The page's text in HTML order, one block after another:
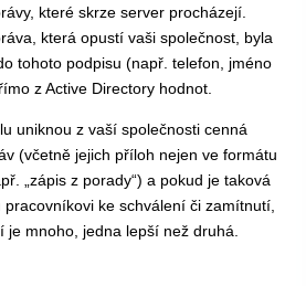
které skrze server procházejí.
která opustí vaši společnost, byla
tohoto podpisu (např. telefon, jméno
z Active Directory hodnot.
uniknou z vaší společnosti cenná
(včetně jejich příloh nejen ve formátu
„zápis z porady“) a pokud je taková
ke schválení či zamítnutí,
je mnoho, jedna lepší než druhá.